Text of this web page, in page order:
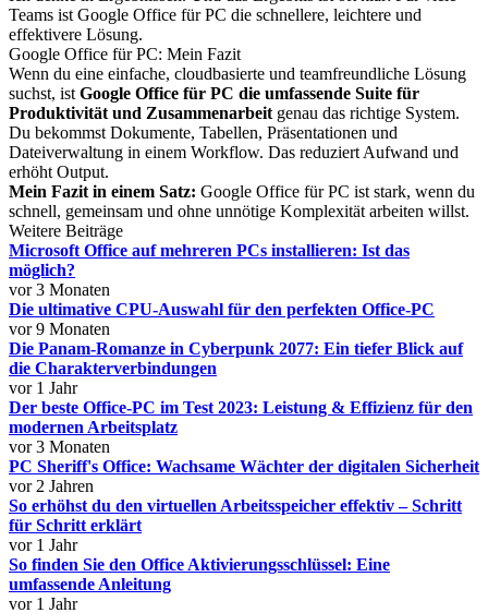
Teams ist Google Office für PC die schnellere, leichtere und
effektivere Lösung.
Google Office für PC: Mein Fazit
Wenn du eine einfache, cloudbasierte und teamfreundliche Lösung
suchst, ist Google Office für PC die umfassende Suite für
Produktivität und Zusammenarbeit genau das richtige System.
Du bekommst Dokumente, Tabellen, Präsentationen und
Dateiverwaltung in einem Workflow. Das reduziert Aufwand und
erhöht Output.
Mein Fazit in einem Satz: Google Office für PC ist stark, wenn du
schnell, gemeinsam und ohne unnötige Komplexität arbeiten willst.
Weitere Beiträge
Microsoft Office auf mehreren PCs installieren: Ist das
möglich?
vor 3 Monaten
Die ultimative CPU-Auswahl für den perfekten Office-PC
vor 9 Monaten
Die Panam-Romanze in Cyberpunk 2077: Ein tiefer Blick auf
die Charakterverbindungen
vor 1 Jahr
Der beste Office-PC im Test 2023: Leistung & Effizienz für den
modernen Arbeitsplatz
vor 3 Monaten
PC Sheriff's Office: Wachsame Wächter der digitalen Sicherheit
vor 2 Jahren
So erhöhst du den virtuellen Arbeitsspeicher effektiv – Schritt
für Schritt erklärt
vor 1 Jahr
So finden Sie den Office Aktivierungsschlüssel: Eine
umfassende Anleitung
vor 1 Jahr